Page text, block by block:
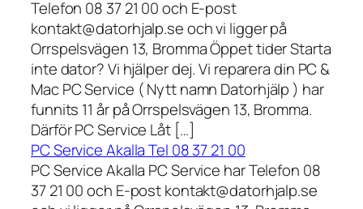
Telefon 08 37 21 00 och E-post
kontakt@datorhjalp.se och vi ligger på
Orrspelsvägen 13, Bromma Öppet tider Starta
inte dator? Vi hjälper dej. Vi reparera din PC &
Mac PC Service ( Nytt namn Datorhjälp ) har
funnits 11 år på Orrspelsvägen 13, Bromma.
Därför PC Service Låt […]
PC Service Akalla Tel 08 37 21 00
PC Service Akalla PC Service har Telefon 08
37 21 00 och E-post kontakt@datorhjalp.se